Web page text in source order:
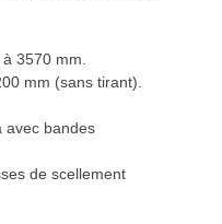
3570 mm.
mm (sans tirant).
avec bandes
de scellement